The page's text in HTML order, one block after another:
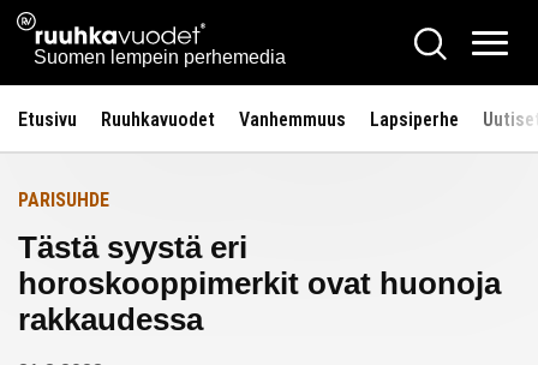
Siirry
sisältöön
Ruuhkavuodet.fi
Suomen lempein perhemedia
Hae
Etusivu Ruuhkavuodet Vanhemmuus Lapsiperhe
Etusivulle
PARISUHDE
Tästä syystä eri
horoskooppimerkit ovat huonoja
rakkaudessa